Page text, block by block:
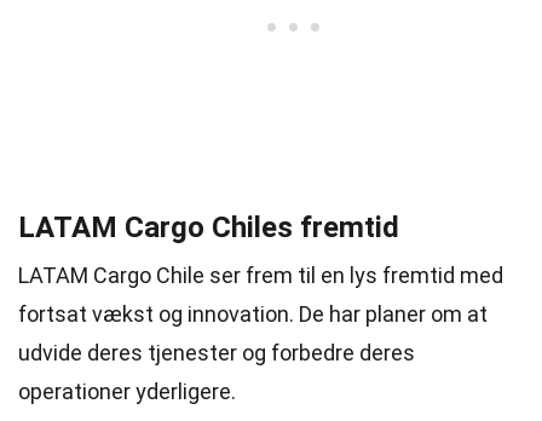
LATAM Cargo Chiles fremtid
LATAM Cargo Chile ser frem til en lys fremtid med
fortsat vækst og innovation. De har planer om at
udvide deres tjenester og forbedre deres
operationer yderligere.